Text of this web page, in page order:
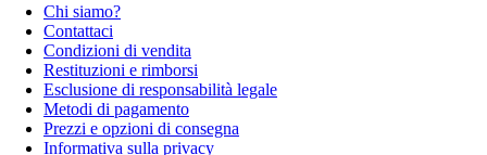
Chi siamo?
Contattaci
Condizioni di vendita
Restituzioni e rimborsi
Esclusione di responsabilità legale
Metodi di pagamento
Prezzi e opzioni di consegna
Informativa sulla privacy